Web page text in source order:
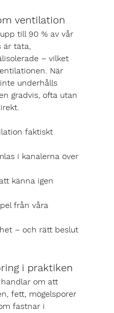
ventilation
till 90 % av vår
är täta,
– vilket
När
underhålls
gradvis, ofta utan
faktiskt
i kanalerna över
känna igen
från våra
– och rätt beslut
i praktiken
om att
fett, mögelsporer
fastnar i